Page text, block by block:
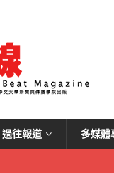
過往報道 多媒體